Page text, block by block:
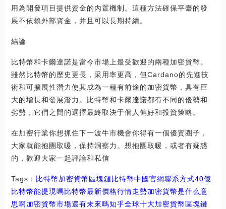
用為開發項目提供資金的內置機制。這種方法確保平臺的發
展不依賴外部資金，并且可以長期持續。
結論
比特幣和卡爾達諾是當今市場上最受歡迎的兩種加密貨幣。
雖然比特幣的歷史更長，采用率更高，但Cardano的先進技
術和可擴展性潛力使其成為一種有前途的加密貨幣，具有巨
大的增長和發展潛力。比特幣和卡爾達諾都有不同的優勢和
劣勢，它們之間的選擇最終取決于個人偏好和投資策略。
在加密行業你想抓住下一波牛市機會你得有一個優質圈子，
大家就能抱團取暖，保持洞察力。想抱團取暖，或者有疑惑
的，歡迎大家一起評論和私信
Tags： 比特幣加密貨幣區塊鏈比特幣中國官網聯系方式40億
比特幣能提現嗎比特幣最新價格行情走勢加密貨幣是什么意
思啊加密貨幣市場還有未來嗎知乎全球十大加密貨幣區塊鏈